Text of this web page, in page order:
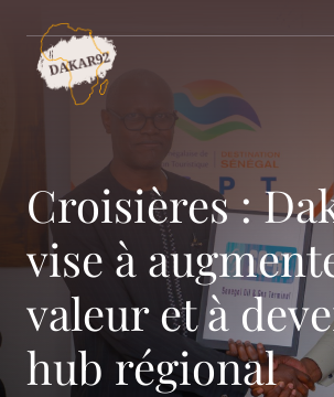
contenu
Croisières :
vise à
valeur et à
hub régional